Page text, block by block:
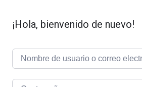
¡Hola, bienvenido de nuevo!